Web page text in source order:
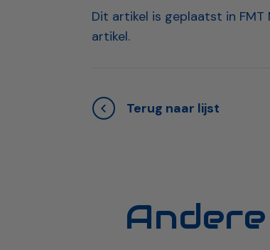
Dit artikel is geplaatst in FMT
artikel.
Terug naar lijst